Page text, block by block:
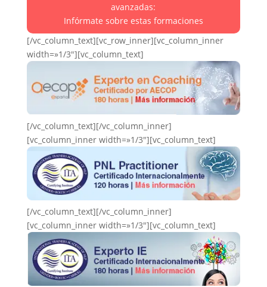
avanzadas:
Infórmate sobre estas formaciones
[/vc_column_text][vc_row_inner][vc_column_inner
width=»1/3″][vc_column_text]
[/vc_column_text][/vc_column_inner]
[vc_column_inner width=»1/3″][vc_column_text]
[/vc_column_text][/vc_column_inner]
[vc_column_inner width=»1/3″][vc_column_text]